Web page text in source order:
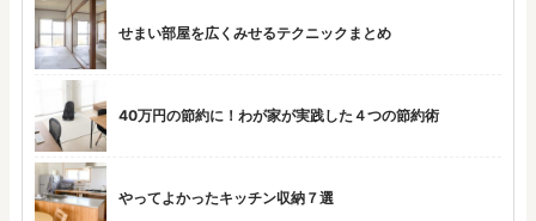
せまい部屋を広くみせるテクニックまとめ
40万円の節約に！わが家が実践した４つの節約術
やってよかったキッチン収納７選